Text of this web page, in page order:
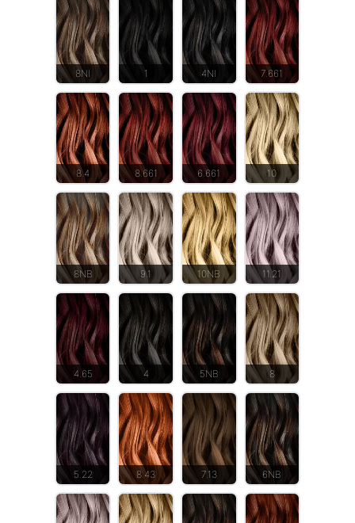
8NI 1 4NI 7.661
8.4 8.661 6.661 10
8NB 9.1 10NB 11.21
4.65 4 5NB 8
5.22 8.43 7.13 6NB